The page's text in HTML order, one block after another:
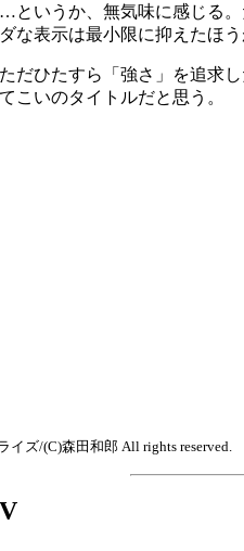
いうか、無気味に感じる
な表示は最小限に抑えたほ
だひたすら「強さ」を追求
こいのタイトルだと思う。
イズ/(C)森田和郎 All rights reserved.